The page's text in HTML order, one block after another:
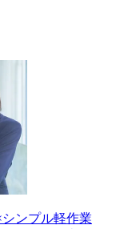
シンプル軽作業